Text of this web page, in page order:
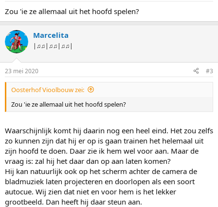
Zou 'ie ze allemaal uit het hoofd spelen?
Marcelita
|♫♫|♫♫|♫♫|
23 mei 2020 #3
Oosterhof Vioolbouw zei:
Zou 'ie ze allemaal uit het hoofd spelen?
Waarschijnlijk komt hij daarin nog een heel eind. Het zou zelfs
zo kunnen zijn dat hij er op is gaan trainen het helemaal uit
zijn hoofd te doen. Daar zie ik hem wel voor aan. Maar de
vraag is: zal hij het daar dan op aan laten komen?
Hij kan natuurlijk ook op het scherm achter de camera de
bladmuziek laten projecteren en doorlopen als een soort
autocue. Wij zien dat niet en voor hem is het lekker
grootbeeld. Dan heeft hij daar steun aan.